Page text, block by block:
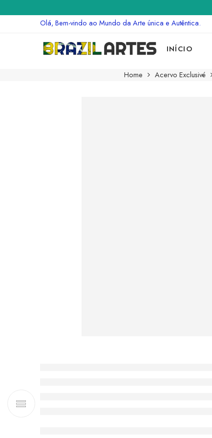
Olá, Bem-vindo ao Mundo da Arte única e Autêntica.
INÍCIO
Home Acervo Exclusivé